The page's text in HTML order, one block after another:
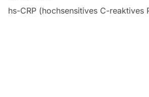
hs-CRP (hochsensitives C-reaktives